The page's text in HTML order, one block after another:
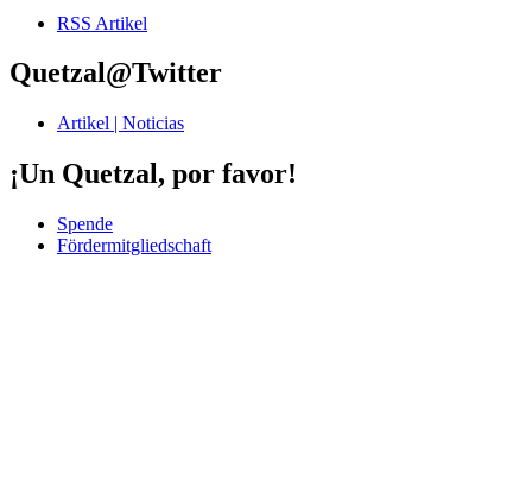
RSS Artikel
Quetzal@Twitter
Artikel | Noticias
¡Un Quetzal, por favor!
Spende
Fördermitgliedschaft